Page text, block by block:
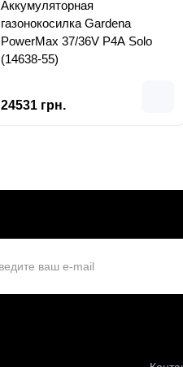
Аккумуляторная
газонокосилка Gardena
PowerMax 37/36V P4A Solo
(14638-55)
24531 грн.